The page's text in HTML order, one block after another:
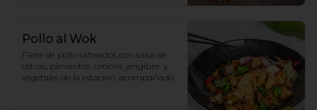
Pollo al Wok
Filete de pollo salteados con salsa de
ostras, pimientos, cebolla, jengibre  y
vegetales de la estación, acompañado